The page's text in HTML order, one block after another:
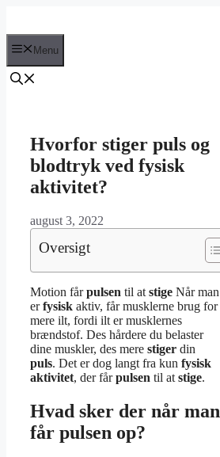
Menu
Hvorfor stiger puls og
blodtryk ved fysisk
aktivitet?
august 3, 2022
Oversigt
Motion fårpulsen til at stige Når man
erfysisk aktiv, får musklerne brug for
mere ilt, fordi ilt er musklernes
brændstof. Des hårdere du belaster
dine muskler, des mere stiger din
puls. Det er dog langt fra kun fysisk
aktivitet, der fårpulsen til at stige.
Hvad sker der når man
får pulsen op?